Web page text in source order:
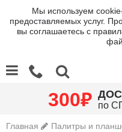
Мы используем
предоставляемых услуг.
вы соглашаетесь с
300₽ по
Главная
Палитры и